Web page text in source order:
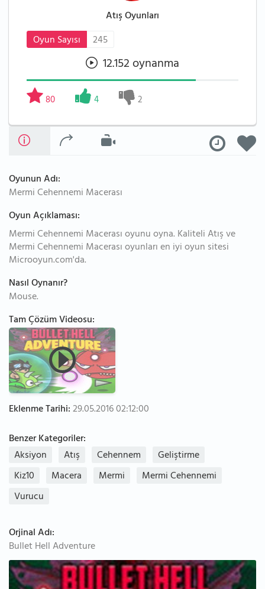
Atış Oyunları
Oyun Sayısı
245
12.152 oynanma
80 4 2
Oyunun Adı:
Mermi Cehennemi Macerası
Oyun Açıklaması:
Mermi Cehennemi Macerası oyunu oyna. Kaliteli Atış ve
Mermi Cehennemi Macerası oyunları en iyi oyun sitesi
Microoyun.com'da.
Nasıl Oynanır?
Mouse.
Tam Çözüm Videosu:
Eklenme Tarihi:29.05.2016 02:12:00
Benzer Kategoriler:
Aksiyon
Atış Cehennem
Geliştirme
Kiz10
Macera Mermi
Mermi Cehennemi
Vurucu
Orjinal Adı:
Bullet Hell Adventure